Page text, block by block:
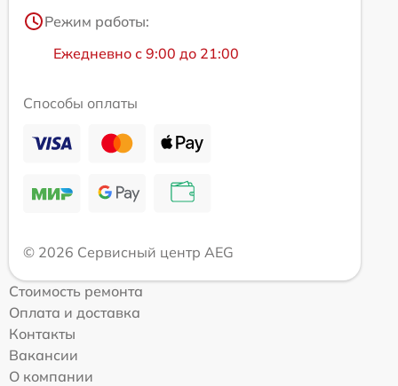
Режим работы:
Ежедневно с 9:00 до 21:00
Способы оплаты
© 2026 Сервисный центр AEG
Стоимость ремонта
Оплата и доставка
Контакты
Вакансии
О компании